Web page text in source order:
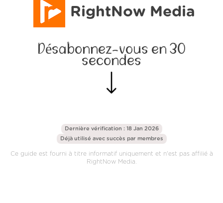
RightNow Media
Désabonnez-vous en 30
secondes
Dernière vérification : 18 Jan 2026
Déjà utilisé avec succès par membres
Ce guide est fourni à titre informatif uniquement et n'est pas affilié à
RightNow Media.